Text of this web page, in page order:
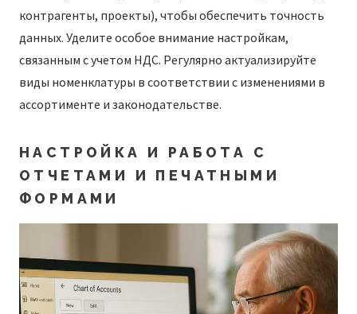
контрагенты, проекты), чтобы обеспечить точность
данных. Уделите особое внимание настройкам,
связанным с учетом НДС. Регулярно актуализируйте
виды номенклатуры в соответствии с изменениями в
ассортименте и законодательстве.
НАСТРОЙКА И РАБОТА С
ОТЧЕТАМИ И ПЕЧАТНЫМИ
ФОРМАМИ